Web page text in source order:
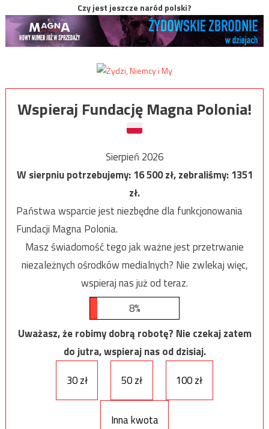
Czy jest jeszcze naród polski?
Wspieraj Fundację Magna Polonia!
Sierpień 2026
W sierpniu potrzebujemy:16 500zł, zebraliśmy:1351
zł.
Państwa wsparcie jest niezbędne dla funkcjonowania
Fundacji Magna Polonia.
Masz świadomość tego jak ważne jest przetrwanie
niezależnych ośrodków medialnych? Nie zwlekaj więc,
wspieraj nas już od teraz.
8%
Uważasz, że robimy dobrą robotę? Nie czekaj zatem
do jutra, wspieraj nas od dzisiaj.
30 zł
50 zł 100 zł
Inna kwota